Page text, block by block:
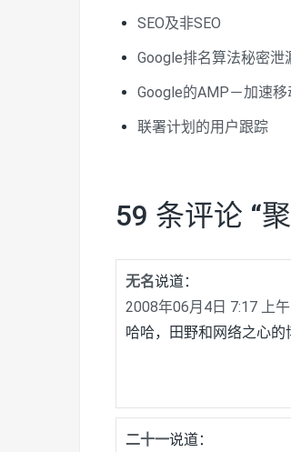
SEO及非SEO
Google排名算法秘密泄
Google的AMP－加速移
联署计划的用户跟踪
59 条评论 “
无名说道：
2008年06月4日 7:17 上午
哈哈，田野和网络之心的
二十一说道：